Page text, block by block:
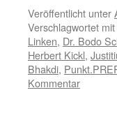
Veröffentlicht unter
Verschlagwortet mit
Linken, Dr. Bodo
Herbert Kickl,
Bhakdi,
Kommentar